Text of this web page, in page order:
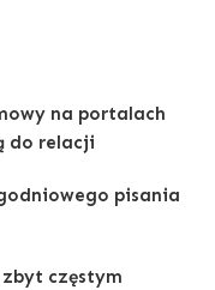
na portalach
do relacji
pisania
częstym